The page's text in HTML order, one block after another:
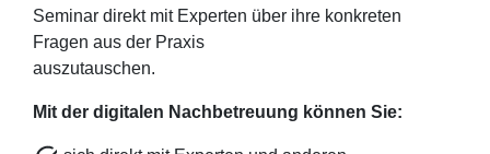
Seminar direkt mit Experten über ihre konkreten
Fragen aus der Praxis
auszutauschen.
Mit der digitalen Nachbetreuung können Sie: